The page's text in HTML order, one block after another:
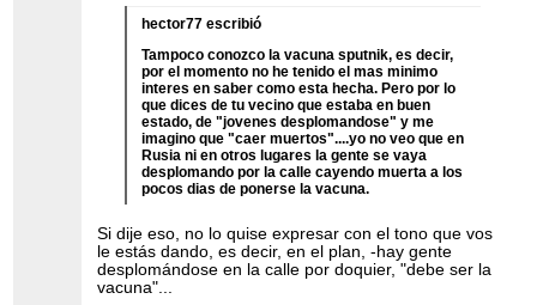
hector77 escribió
Tampoco conozco la vacuna sputnik, es decir,
por el momento no he tenido el mas minimo
interes en saber como esta hecha. Pero por lo
que dices de tu vecino que estaba en buen
estado, de "jovenes desplomandose" y me
imagino que "caer muertos"....yo no veo que en
Rusia ni en otros lugares la gente se vaya
desplomando por la calle cayendo muerta a los
pocos dias de ponerse la vacuna.
Si dije eso, no lo quise expresar con el tono que vos
le estás dando, es decir, en el plan, -hay gente
desplomándose en la calle por doquier, "debe ser la
vacuna"...